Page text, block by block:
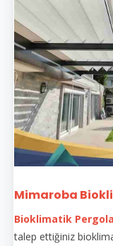
Mimaroba
Bioklimatik
talep ettiğiniz